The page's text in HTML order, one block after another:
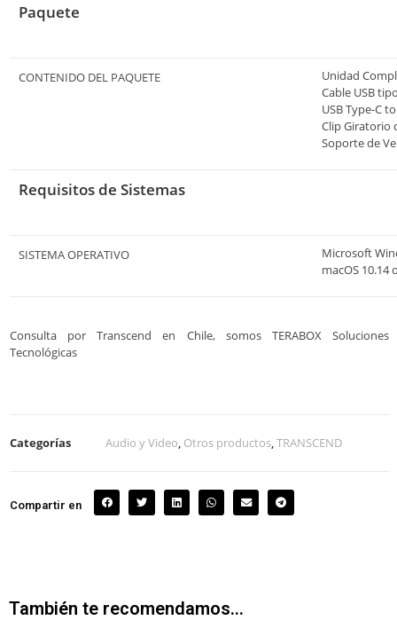
Paquete
CONTENIDO DEL PAQUETE
Unidad
Cable USB
USB Type-C
Clip Giratorio
Soporte de
Requisitos de Sistemas
SISTEMA OPERATIVO
Microsoft
macOS 10.14
Consulta por Transcend en Chile, somos TERABOX Soluciones
Tecnológicas
Categorías Audio y Video, Otros productos,TRANSCEND
Compartir en
También te recomendamos…